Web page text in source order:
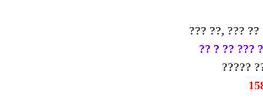
??? ??, ???
?? ? ?? ???
?????